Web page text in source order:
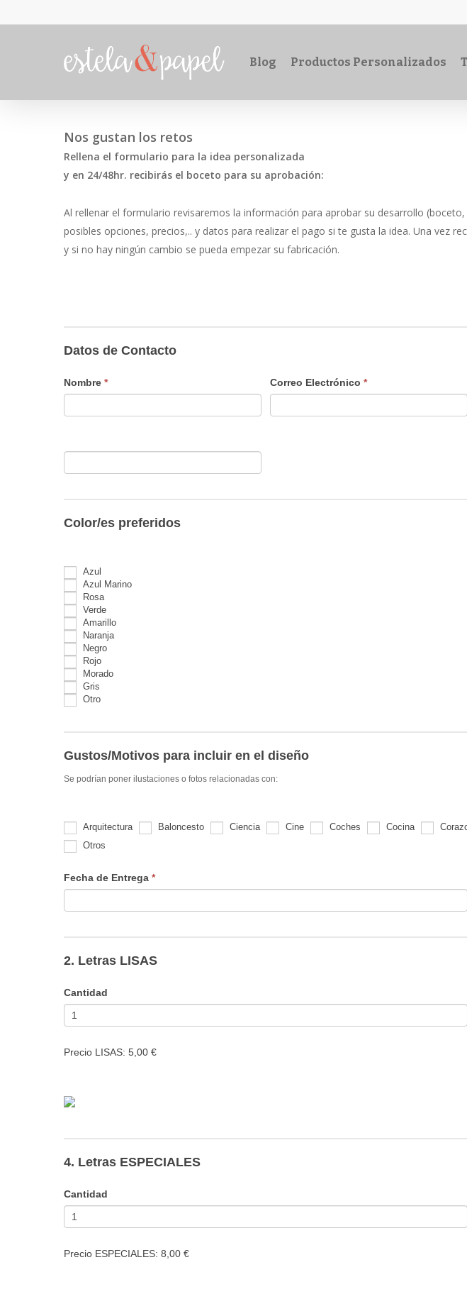
to
Blog Productos Personalizados
Nos gustan los retos
Rellena el formulario para la idea personalizada
y en 24/48hr. recibirás el boceto para su aprobación:
Al rellenar el formulario revisaremos la información para aprobar su desarrollo
posibles opciones, precios,.. y datos para realizar el pago si te gusta la idea. Una vez
y si no hay ningún cambio se pueda empezar su fabricación.
Datos de Contacto
Nombre * Correo Electrónico *
Color/es preferidos
Azul
Azul Marino
Rosa
Verde
Amarillo
Naranja
Negro
Rojo
Morado
Gris
Otro
Gustos/Motivos para incluir en el diseño
Se podrían poner ilustaciones o fotos relacionadas con:
Arquitectura Baloncesto Ciencia Cine Coches Cocina
Otros
Fecha de Entrega *
2. Letras LISAS
Cantidad
Precio LISAS: 5,00 €
4. Letras ESPECIALES
Cantidad
Precio ESPECIALES: 8,00 €